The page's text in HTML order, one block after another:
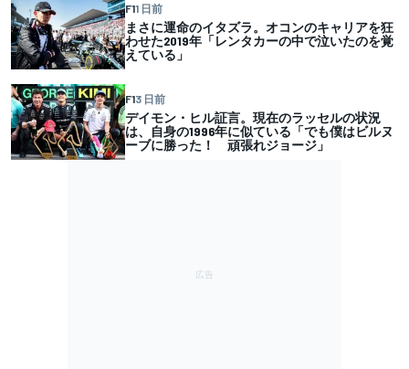
F11 日前
まさに運命のイタズラ。オコンのキャリアを狂
わせた2019年「レンタカーの中で泣いたのを覚
えている」
F13 日前
デイモン・ヒル証言。現在のラッセルの状況
は、自身の1996年に似ている「でも僕はビルヌ
ーブに勝った！ 頑張れジョージ」